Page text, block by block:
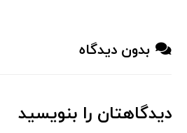
بدون دیدگاه
دیدگاهتان را بنویسید